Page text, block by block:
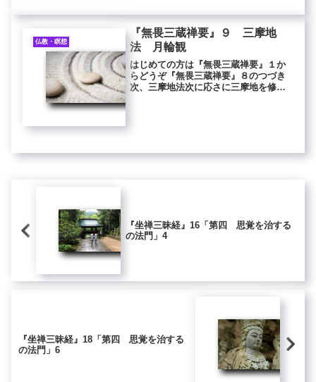
仏教・瞑想
『無畏三蔵禅要』９ 三摩地
法 月輪観
はじめての方は『無畏三蔵禅要』１か
らどうぞ『無畏三蔵禅要』８のつづき
次、三摩地法次に応さに三摩地を修す
『坐禅三昧経』16「第四 思覚を治する
の法門」4
『坐禅三昧経』18「第四 思覚を治する
の法門」6